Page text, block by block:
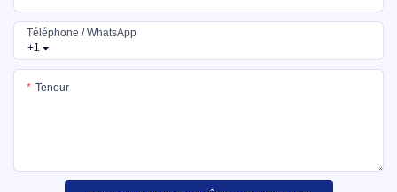
+1
Téléphone / WhatsApp
Teneur